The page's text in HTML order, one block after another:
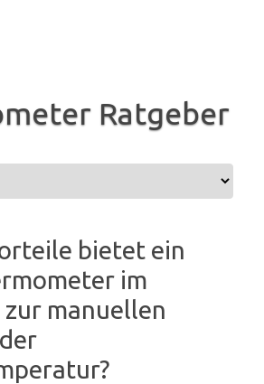
Ratgeber
bietet ein
im
manuellen